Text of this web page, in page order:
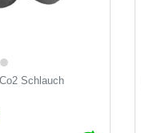
Schlauch